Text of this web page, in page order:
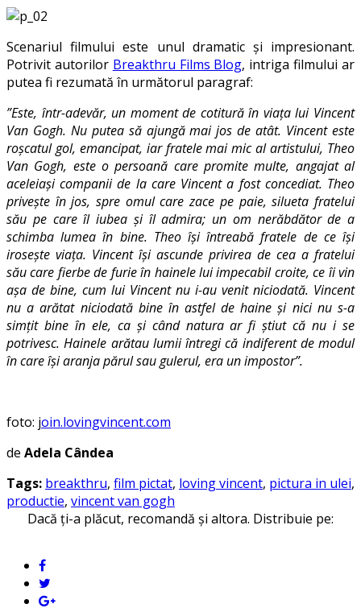
Scenariul filmului este unul dramatic și impresionant.
Potrivit autorilor Breakthru Films Blog, intriga filmului ar
putea fi rezumată în următorul paragraf:
”Este, într-adevăr, un moment de cotitură în viața lui Vincent
Van Gogh. Nu putea să ajungă mai jos de atât. Vincent este
roșcatul gol, emancipat, iar fratele mai mic al artistului, Theo
Van Gogh, este o persoană care promite multe, angajat al
aceleiași companii de la care Vincent a fost concediat. Theo
privește în jos, spre omul care zace pe paie, silueta fratelui
său pe care îl iubea și îl admira; un om nerăbdător de a
schimba lumea în bine. Theo își întreabă fratele de ce își
irosește viața. Vincent își ascunde privirea de cea a fratelui
său care fierbe de furie în hainele lui impecabil croite, ce îi vin
așa de bine, cum lui Vincent nu i-au venit niciodată. Vincent
nu a arătat niciodată bine în astfel de haine și nici nu s-a
simțit bine în ele, ca și când natura ar fi știut că nu i se
potrivesc. Hainele arătau lumii întregi că indiferent de modul
în care își aranja părul sau gulerul, era un impostor”.
foto: join.lovingvincent.com
de Adela Cândea
Tags: breakthru, film pictat, loving vincent, pictura in ulei,
productie, vincent van gogh
Dacă ți-a plăcut, recomandă și altora. Distribuie pe: